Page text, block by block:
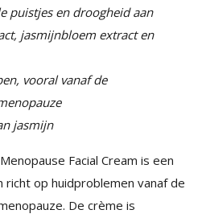
puistjes en droogheid aan
jasmijnbloem extract en
vooral vanaf de
jasmijn
Facial Cream is een
richt op huidproblemen vanaf de
De crème is